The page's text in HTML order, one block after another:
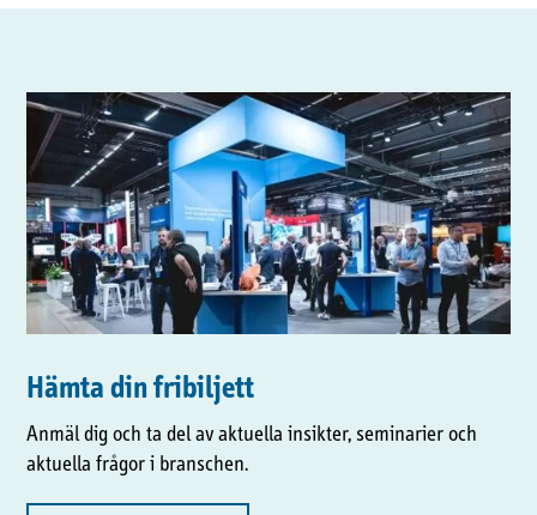
Hämta din fribiljett
Anmäl dig och ta del av aktuella insikter, seminarier och
aktuella frågor i branschen.